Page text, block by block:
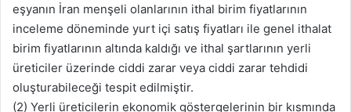
eşyanın İran menşeli olanlarının ithal birim fiyatlarının
inceleme döneminde yurt içi satış fiyatları ile genel ithalat
birim fiyatlarının altında kaldığı ve ithal şartlarının yerli
üreticiler üzerinde ciddi zarar veya ciddi zarar tehdidi
oluşturabileceği tespit edilmiştir.
(2) Yerli üreticilerin ekonomik göstergelerinin bir kısmında